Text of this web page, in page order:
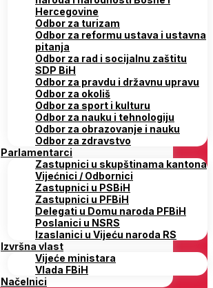
Hercegovine
Odbor za turizam
Odbor za reformu ustava i ustavna
pitanja
Odbor za rad i socijalnu zaštitu
SDP BiH
Odbor za pravdu i državnu upravu
Odbor za okoliš
Odbor za sport i kulturu
Odbor za nauku i tehnologiju
Odbor za obrazovanje i nauku
Odbor za zdravstvo
Parlamentarci
Zastupnici u skupštinama kantona
Vijećnici / Odbornici
Zastupnici u PSBiH
Zastupnici u PFBiH
Delegati u Domu naroda PFBiH
Poslanici u NSRS
Izaslanici u Vijeću naroda RS
Izvršna vlast
Vijeće ministara
Vlada FBiH
Načelnici